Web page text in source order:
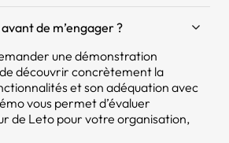
de m’engager ?
une démonstration
découvrir concrètement la
et son adéquation avec
vous permet d’évaluer
de Leto pour votre organisation,